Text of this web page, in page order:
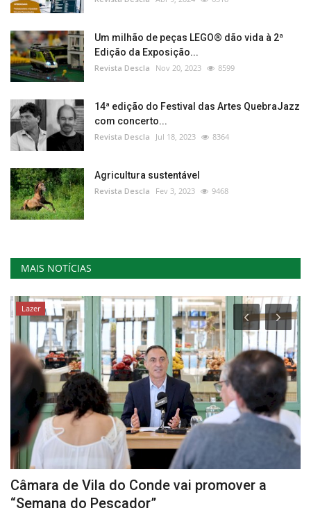
Um milhão de peças LEGO® dão vida à 2ª
Edição da Exposição...
Revista Descla Nov 20, 2023 8599
14ª edição do Festival das Artes QuebraJazz
com concerto...
Revista Descla Jul 18, 2023 8364
Agricultura sustentável
Revista Descla Fev 3, 2023 9468
MAIS NOTÍCIAS
Lazer
Câmara de Vila do Conde vai promover a
“Semana do Pescador”